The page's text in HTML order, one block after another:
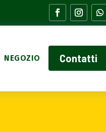
NEGOZIO Contatti